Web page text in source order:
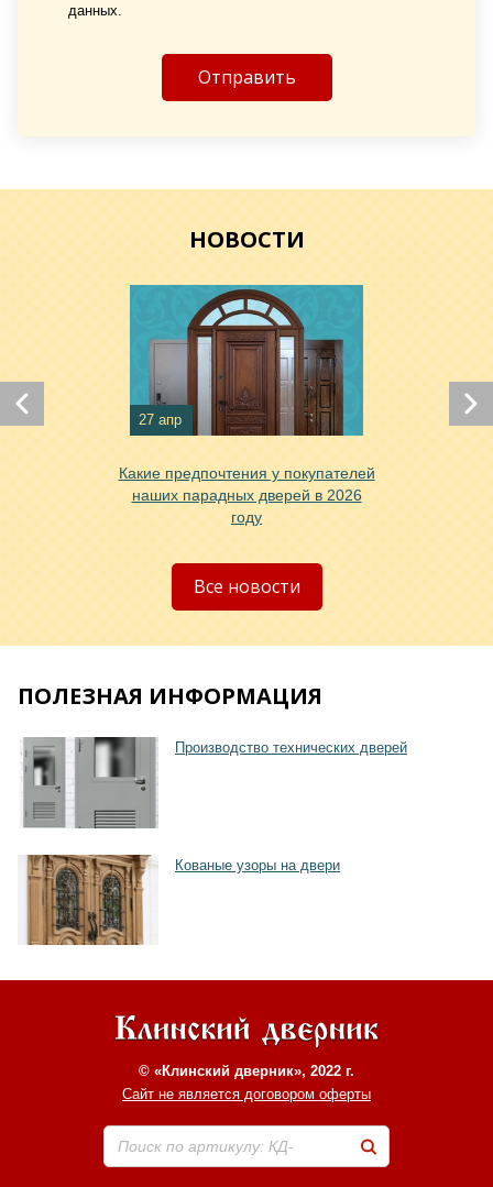
данных.
НОВОСТИ
27 апр
Какие предпочтения у покупателей
наших парадных дверей в 2026
году
Все новости
ПОЛЕЗНАЯ ИНФОРМАЦИЯ
Производство технических дверей
Кованые узоры на двери
© «Клинский дверник», 2022 г.
Сайт не является договором оферты
Поиск по артикулу: КД-